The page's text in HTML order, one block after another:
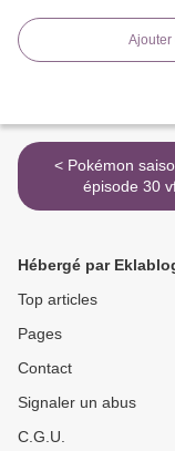
Ajouter
< Pokémon saison 14
épisode 30
Hébergé par
Top articles
Pages
Contact
Signaler un abus
C.G.U.